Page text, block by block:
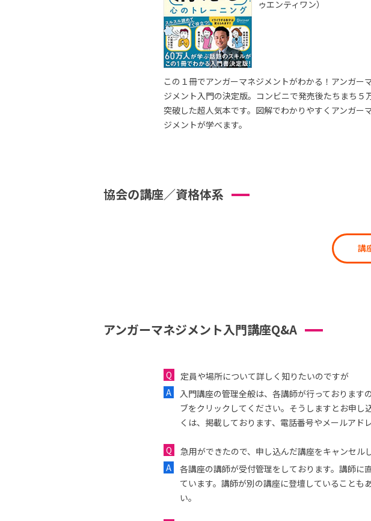
ゥエンティワン）
この１冊でアンガーマネジメントがわかる！アンガー
ジメント入門の決定版。コンビニで発売後たちまち５
突破した超人気本です。図解でわかりやすくアンガー
ジメントが学べます。
協会の講座／資格体系
講
アンガーマネジメント入門講座Q&A
定員や場所について詳しく知りたいのですが
入門講座の管理全般は、各講師が行っておりま
ブをクリックしてください。そうしますとお申
くは、掲載しております、電話番号やメールアド
急用ができたので、申し込んだ講座をキャンセル
各講座の講師が受付管理をしております。講師に
ています。講師が別の講座に登壇していることも
い。